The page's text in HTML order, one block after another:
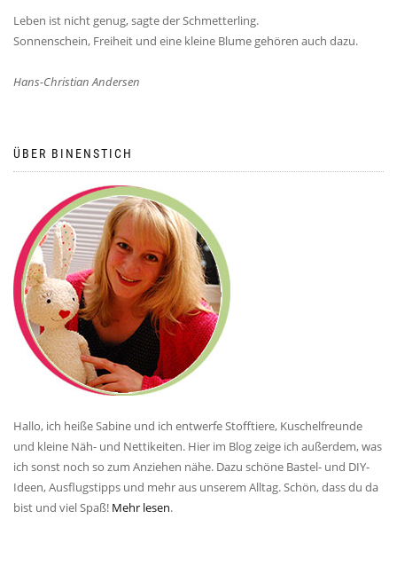
Leben ist nicht genug, sagte der Schmetterling.
Sonnenschein, Freiheit und eine kleine Blume gehören auch dazu.
Hans-Christian Andersen
ÜBER BINENSTICH
Hallo, ich heiße Sabine und ich entwerfe Stofftiere, Kuschelfreunde
und kleine Näh- und Nettikeiten. Hier im Blog zeige ich außerdem, was
ich sonst noch so zum Anziehen nähe. Dazu schöne Bastel- und DIY-
Ideen, Ausflugstipps und mehr aus unserem Alltag. Schön, dass du da
bist und viel Spaß! Mehr lesen.